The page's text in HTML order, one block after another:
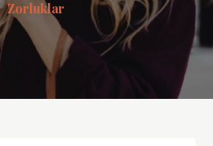
Zorluklar